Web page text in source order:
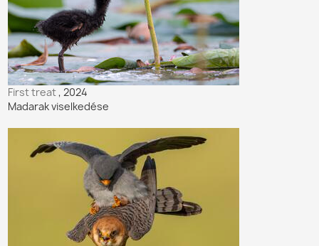
First treat, 2024
Madarak viselkedése